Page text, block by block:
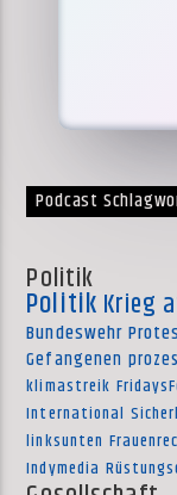
Podcast
Politik
Politik Krieg
Bundeswehr
Gefangenen
klimastreik
International
linksunten
Indymedia